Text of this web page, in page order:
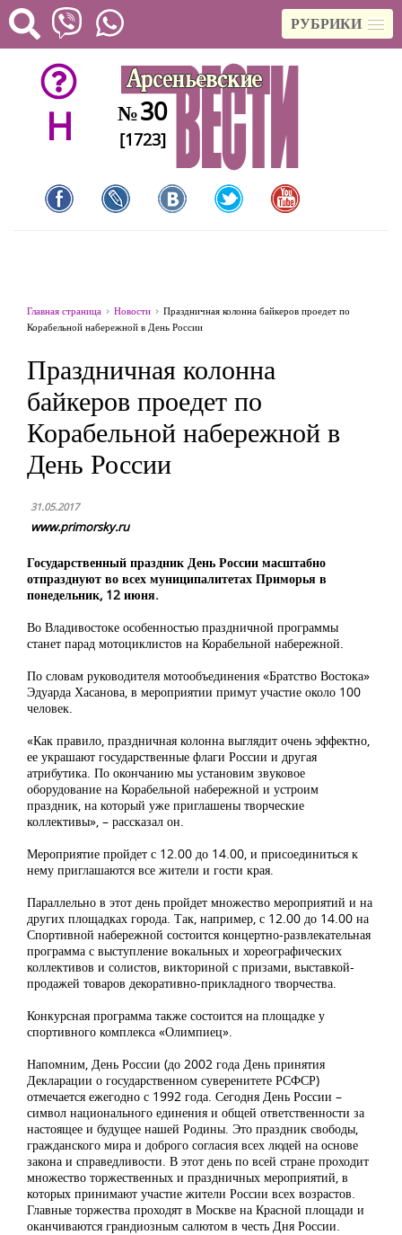
РУБРИКИ
H №30
[1723]
Главная страница Новости
Праздничная колонна байкеров проедет по
Корабельной набережной в День России
Праздничная колонна
байкеров проедет по
Корабельной набережной в
День России
31.05.2017
www.primorsky.ru
Государственный праздник День России масштабно
отпразднуют во всех муниципалитетах Приморья в
понедельник, 12 июня.
Во Владивостоке особенностью праздничной программы
станет парад мотоциклистов на Корабельной набережной.
По словам руководителя мотообъединения «Братство Востока»
Эдуарда Хасанова, в мероприятии примут участие около 100
человек.
«Как правило, праздничная колонна выглядит очень эффектно,
ее украшают государственные флаги России и другая
атрибутика. По окончанию мы установим звуковое
оборудование на Корабельной набережной и устроим
праздник, на который уже приглашены творческие
коллективы», – рассказал он.
Мероприятие пройдет с 12.00 до 14.00, и присоединиться к
нему приглашаются все жители и гости края.
Параллельно в этот день пройдет множество мероприятий и на
других площадках города. Так, например, с 12.00 до 14.00 на
Спортивной набережной состоится концертно-развлекательная
программа с выступление вокальных и хореографических
коллективов и солистов, викториной с призами, выставкой-
продажей товаров декоративно-прикладного творчества.
Конкурсная программа также состоится на площадке у
спортивного комплекса «Олимпиец».
Напомним, День России (до 2002 года День принятия
Декларации о государственном суверенитете РСФСР)
отмечается ежегодно с 1992 года. Сегодня День России –
символ национального единения и общей ответственности за
настоящее и будущее нашей Родины. Это праздник свободы,
гражданского мира и доброго согласия всех людей на основе
закона и справедливости. В этот день по всей стране проходит
множество торжественных и праздничных мероприятий, в
которых принимают участие жители России всех возрастов.
Главные торжества проходят в Москве на Красной площади и
оканчиваются грандиозным салютом в честь Дня России.